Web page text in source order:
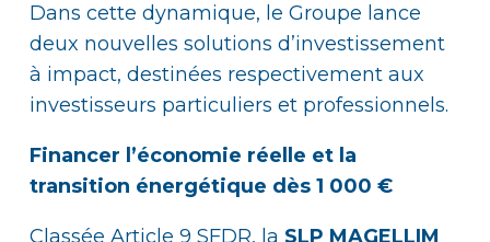
Dans cette dynamique, le Groupe lance
deux nouvelles solutions d’investissement
à impact, destinées respectivement aux
investisseurs particuliers et professionnels.
Financer l’économie réelle et la
transition énergétique dès 1 000 €
Classée Article 9 SFDR, la SLP MAGELLIM